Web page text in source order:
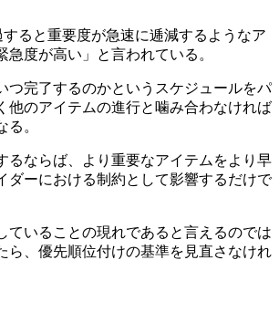
ると重要度が急速に逓減するようなア
度が高い」と言われている。
つ完了するのかというスケジュールをパ
他のアイテムの進行と噛み合わなければ
。
るならば、より重要なアイテムをより早
ダーにおける制約として影響するだけで
いることの現れであると言えるのでは
ら、優先順位付けの基準を見直さなけれ